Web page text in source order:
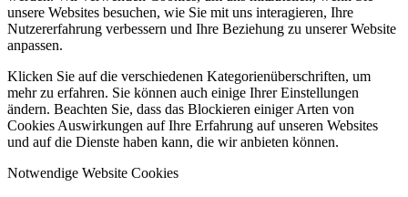
unsere Websites besuchen, wie Sie mit uns interagieren, Ihre
Nutzererfahrung verbessern und Ihre Beziehung zu unserer Website
anpassen.
Klicken Sie auf die verschiedenen Kategorienüberschriften, um
mehr zu erfahren. Sie können auch einige Ihrer Einstellungen
ändern. Beachten Sie, dass das Blockieren einiger Arten von
Cookies Auswirkungen auf Ihre Erfahrung auf unseren Websites
und auf die Dienste haben kann, die wir anbieten können.
Notwendige Website Cookies